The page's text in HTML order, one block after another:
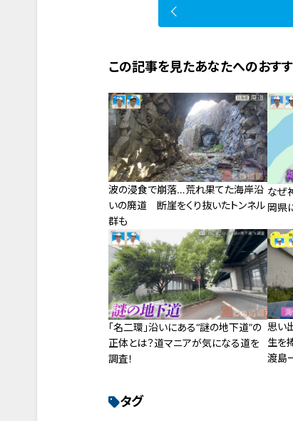
この記事を見たあなたへのおす
波の浸食で崩落…荒れ果てた海岸沿
いの廃道 断崖をくり抜いたトンネル
群も
なぜ
岡県
「名二環」沿いにある“謎の地下道”の
正体とは？道マニアが気になる道を
調査！
思い
生を
渡島
タグ